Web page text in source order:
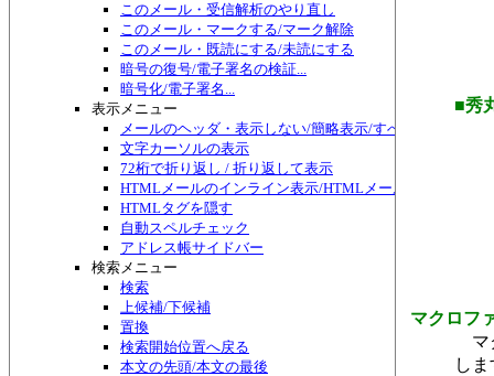
このメール・受信解析のやり直し
このメール・マークする/マーク解除
このメール・既読にする/未読にする
暗号の復号/電子署名の検証...
暗号化/電子署名...
表示メニュー
メールのヘッダ・表示しない/簡略表示/すべて表示/切り
文字カーソルの表示
72桁で折り返し / 折り返して表示
HTMLメールのインライン表示/HTMLメール編集
HTMLタグを隠す
自動スペルチェック
アドレス帳サイドバー
検索メニュー
検索
上候補/下候補
置換
検索開始位置へ戻る
本文の先頭/本文の最後
■秀
マクロフ
マ
し